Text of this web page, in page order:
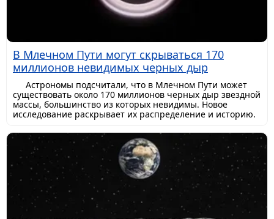
В Млечном Пути могут скрываться 170
миллионов невидимых черных дыр
Астрономы подсчитали, что в Млечном Пути может
существовать около 170 миллионов черных дыр звездной
массы, большинство из которых невидимы. Новое
исследование раскрывает их распределение и историю.